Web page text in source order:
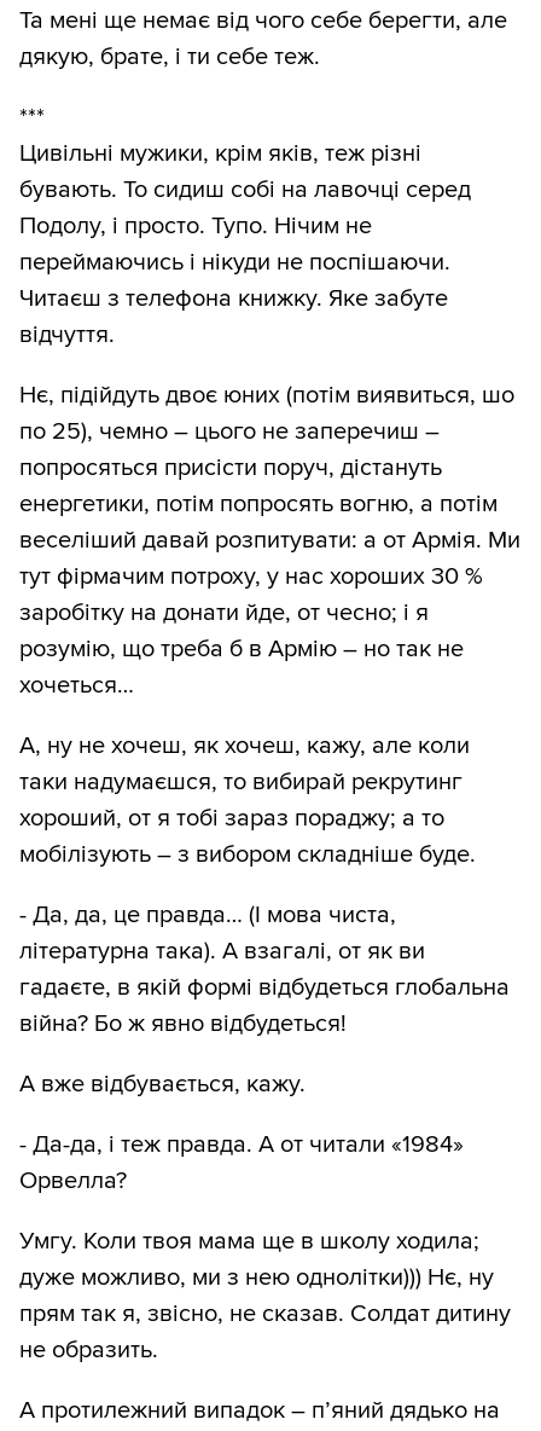
Та мені ще немає від чого себе берегти, але
дякую, брате, і ти себе теж.
***
Цивільні мужики, крім яків, теж різні
бувають. То сидиш собі на лавочці серед
Подолу, і просто. Тупо. Нічим не
переймаючись і нікуди не поспішаючи.
Читаєш з телефона книжку. Яке забуте
відчуття.
Нє, підійдуть двоє юних (потім виявиться, шо
по 25), чемно – цього не заперечиш –
попросяться присісти поруч, дістануть
енергетики, потім попросять вогню, а потім
веселіший давай розпитувати: а от Армія. Ми
тут фірмачим потроху, у нас хороших 30 %
заробітку на донати йде, от чесно; і я
розумію, що треба б в Армію – но так не
хочеться…
А, ну не хочеш, як хочеш, кажу, але коли
таки надумаєшся, то вибирай рекрутинг
хороший, от я тобі зараз пораджу; а то
мобілізують – з вибором складніше буде.
- Да, да, це правда… (І мова чиста,
літературна така). А взагалі, от як ви
гадаєте, в якій формі відбудеться глобальна
війна? Бо ж явно відбудеться!
А вже відбувається, кажу.
- Да-да, і теж правда. А от читали «1984»
Орвелла?
Умгу. Коли твоя мама ще в школу ходила;
дуже можливо, ми з нею однолітки))) Нє, ну
прям так я, звісно, не сказав. Солдат дитину
не образить.
А протилежний випадок – п’яний дядько на